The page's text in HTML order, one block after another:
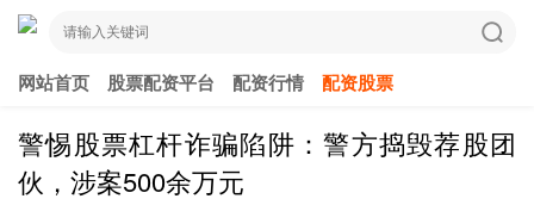
网站首页 股票配资平台 配资行情 配资股票
警惕股票杠杆诈骗陷阱：警方捣毁荐股团
伙，涉案500余万元